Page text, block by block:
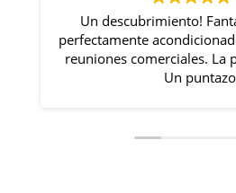
Fantástico espacio,
acondicionado para realizar las
La pantalla digital Es